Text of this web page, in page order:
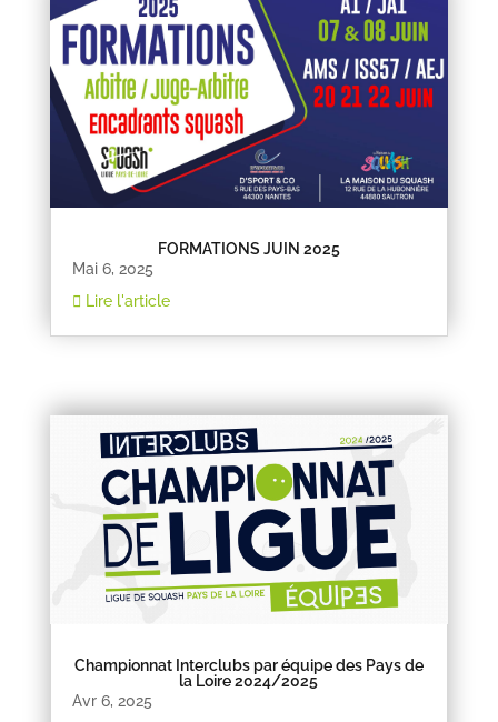
FORMATIONS JUIN 2025
Mai 6, 2025
Lire l'article
Championnat Interclubs par équipe des Pays de
la Loire 2024/2025
Avr 6, 2025